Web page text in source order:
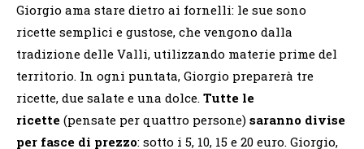
Giorgio ama stare dietro ai fornelli: le sue sono
ricette semplici e gustose, che vengono dalla
tradizione delle Valli, utilizzando materie prime del
territorio. In ogni puntata, Giorgio preparerà tre
ricette, due salate e una dolce. Tutte le
ricette (pensate per quattro persone) saranno divise
per fasce di prezzo: sotto i 5, 10, 15 e 20 euro. Giorgio,